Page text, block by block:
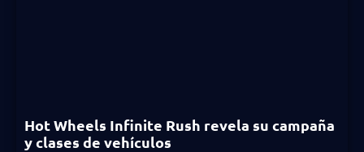
Hot Wheels Infinite Rush revela su campaña
y clases de vehículos